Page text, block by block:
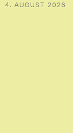
4. AUGUST 2026